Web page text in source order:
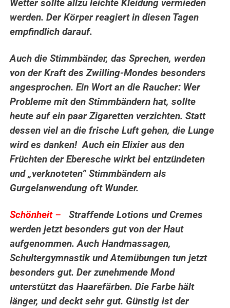
Wetter sollte allzu leichte Kleidung vermieden
werden. Der Körper reagiert in diesen Tagen
empfindlich darauf.
Auch die Stimmbänder, das Sprechen, werden
von der Kraft des Zwilling-Mondes besonders
angesprochen.Ein Wort an die Raucher: Wer
Probleme mit den Stimmbändern hat, sollte
heute auf ein paar Zigaretten verzichten. Statt
dessen viel an die frische Luft gehen, die Lunge
wird es danken! Auch ein Elixier aus den
Früchten der Eberesche wirkt bei entzündeten
und „verknoteten“ Stimmbändern als
Gurgelanwendung oft Wunder.
Schönheit–
Straffende Lotions und Cremes
werden jetzt besonders gut von der Haut
aufgenommen. Auch Handmassagen,
Schultergymnastik und Atemübungen tun jetzt
besonders gut. Der zunehmende Mond
unterstützt das Haarefärben. Die Farbe hält
länger, und deckt sehr gut. Günstig ist der